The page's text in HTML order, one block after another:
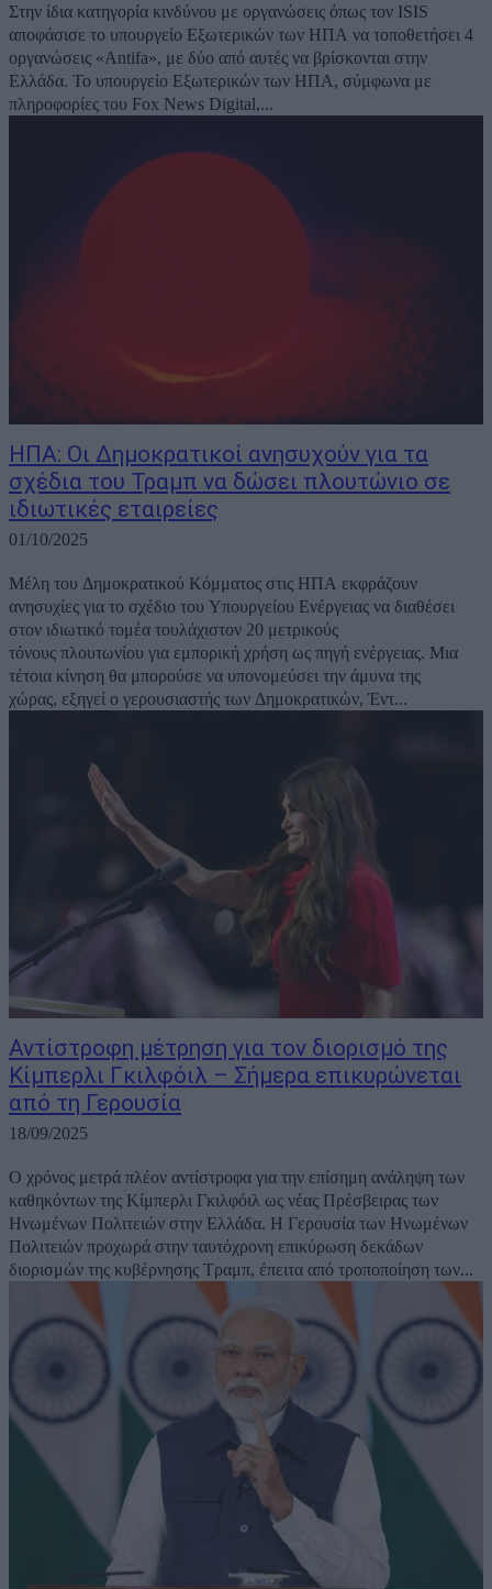
Στην ίδια κατηγορία κινδύνου με οργανώσεις όπως τον ISIS
αποφάσισε το υπουργείο Εξωτερικών των ΗΠΑ να τοποθετήσει 4
οργανώσεις «Antifa», με δύο από αυτές να βρίσκονται στην
Ελλάδα. Το υπουργείο Εξωτερικών των ΗΠΑ, σύμφωνα με
πληροφορίες του Fox News Digital,...
ΗΠΑ: Οι Δημοκρατικοί ανησυχούν για τα
σχέδια του Τραμπ να δώσει πλουτώνιο σε
ιδιωτικές εταιρείες
01/10/2025
Μέλη του Δημοκρατικού Κόμματος στις ΗΠΑ εκφράζουν
ανησυχίες για το σχέδιο του Υπουργείου Ενέργειας να διαθέσει
στον ιδιωτικό τομέα τουλάχιστον 20 μετρικούς
τόνους πλουτωνίου για εμπορική χρήση ως πηγή ενέργειας. Μια
τέτοια κίνηση θα μπορούσε να υπονομεύσει την άμυνα της
χώρας, εξηγεί ο γερουσιαστής των Δημοκρατικών, Έντ...
Αντίστροφη μέτρηση για τον διορισμό της
Κίμπερλι Γκιλφόιλ – Σήμερα επικυρώνεται
από τη Γερουσία
18/09/2025
Ο χρόνος μετρά πλέον αντίστροφα για την επίσημη ανάληψη των
καθηκόντων της Κίμπερλι Γκιλφόιλ ως νέας Πρέσβειρας των
Ηνωμένων Πολιτειών στην Ελλάδα. Η Γερουσία των Ηνωμένων
Πολιτειών προχωρά στην ταυτόχρονη επικύρωση δεκάδων
διορισμών της κυβέρνησης Τραμπ, έπειτα από τροποποίηση των...